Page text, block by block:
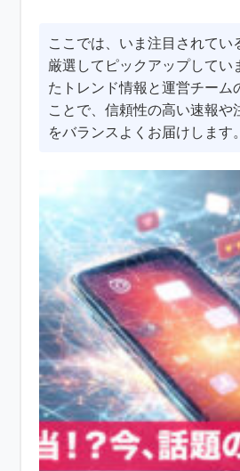
ここでは、いま注目されてい
厳選してピックアップしてい
たトレンド情報と運営チーム
ことで、信頼性の高い速報や
をバランスよくお届けします。